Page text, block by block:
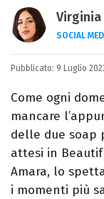
Virginia
SOCIAL
Una
Laurea
Pubblicato: 9 Luglio
Come ogni
mancare
delle due soap
attesi in
Amara, lo
i momenti più